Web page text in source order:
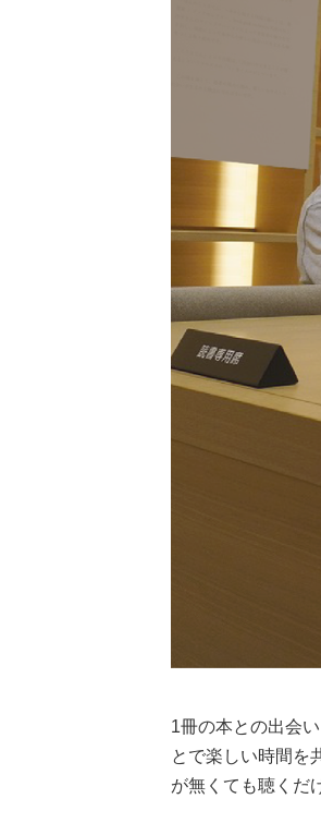
1冊の本との出会
とで楽しい時間を
が無くても聴くだ